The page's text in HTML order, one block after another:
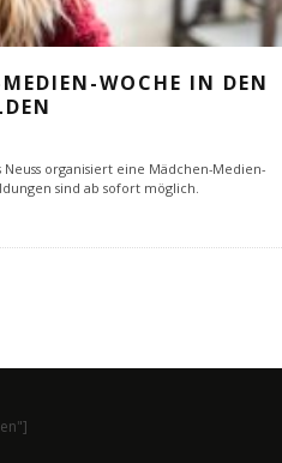
WOCHE IN DEN
organisiert eine Mädchen-Medien-
sind ab sofort möglich.